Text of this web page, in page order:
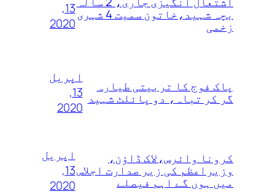
بچہ شہید،خاتون سمیت 4 شہری
زخمی
13,
2020
پاک فوج کا تربیتی طیارہ
گر کر تباہ، دو پائلٹ شہید
اپریل
13,
2020
کرونا وائرس،لاک ڈاؤن،
وزیراعظم کی زیر صدارت اجلاس
میں ہوں گے اہم فیصلے
اپریل
13,
2020